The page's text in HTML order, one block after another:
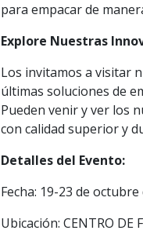
para empacar de
Explore Nuestras
Los invitamos a visitar
últimas soluciones de
Pueden venir y ver los
con calidad superior y
Detalles del Evento:
Fecha: 19-23 de octubre
Ubicación: CENTRO DE